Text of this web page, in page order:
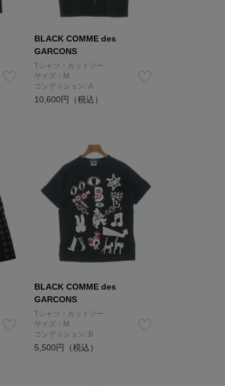
BLACK COMME des
GARCONS
Tシャツ・カットソー
サイズ：M
コンディション: A
10,600円（税込）
BLACK COMME des
GARCONS
Tシャツ・カットソー
サイズ：M
コンディション: B
5,500円（税込）